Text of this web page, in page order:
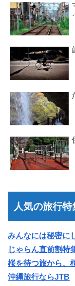
人気の旅行特
みんなには秘密に
じゃらん直前割特
桜を待つ旅から、
沖縄旅行ならJTB